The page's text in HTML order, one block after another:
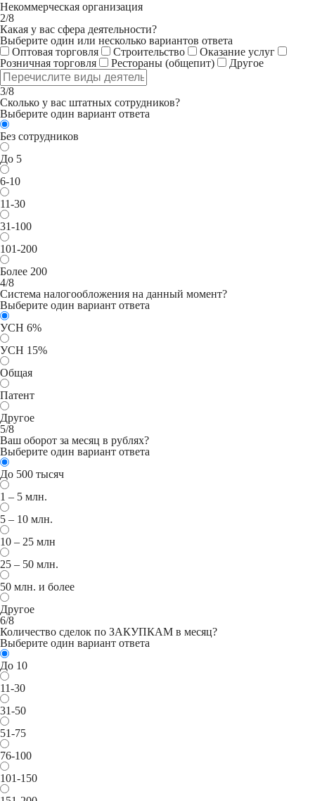
Некоммерческая организация
2/8
Какая у вас сфера деятельности?
Выберите один или несколько вариантов ответа
Оптовая торговля
Строительство
Оказание услуг
Розничная торговля
Рестораны (общепит) Другое
3/8
Сколько у вас штатных сотрудников?
Выберите один вариант ответа
Без сотрудников
До 5
6-10
11-30
31-100
101-200
Более 200
4/8
Система налогообложения на данный момент?
Выберите один вариант ответа
УСН 6%
УСН 15%
Общая
Патент
Другое
5/8
Ваш оборот за месяц в рублях?
Выберите один вариант ответа
До 500 тысяч
1 – 5 млн.
5 – 10 млн.
10 – 25 млн
25 – 50 млн.
50 млн. и более
Другое
6/8
Количество сделок по ЗАКУПКАМ в месяц?
Выберите один вариант ответа
До 10
11-30
31-50
51-75
76-100
101-150